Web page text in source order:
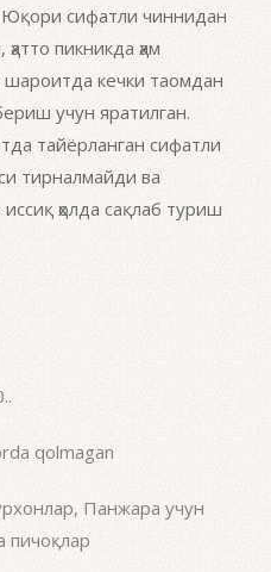
Юқори сифатли чиннидан
пикникда ҳам
кечки таомдан
учун яратилган.
тайёрланган сифатли
тирналмайди ва
ҳолда сақлаб туриш
.
qolmagan
, Панжара учун
пичоқлар